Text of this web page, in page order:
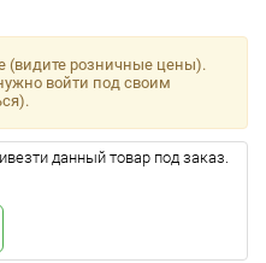
(видите розничные цены).
войти под своим
данный товар под заказ.